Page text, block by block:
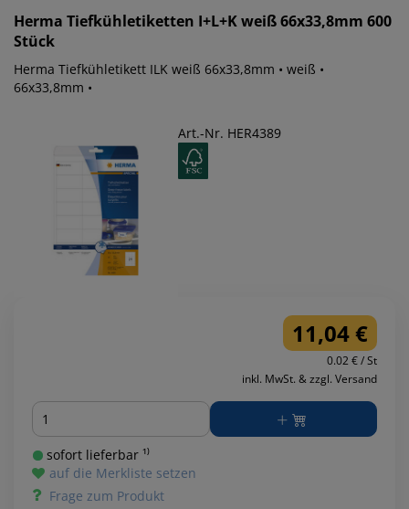
Herma Tiefkühletiketten I+L+K weiß 66x33,8mm 600
Stück
Herma Tiefkühletikett ILK weiß 66x33,8mm • weiß •
66x33,8mm •
Art.-Nr. HER4389
11,04 €
0.02 € / St
inkl. MwSt. & zzgl. Versand
Menge
sofort lieferbar ¹⁾
auf die Merkliste setzen
Frage zum Produkt